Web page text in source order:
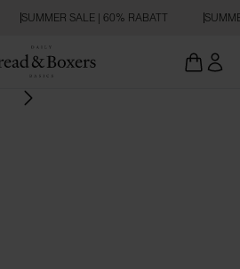
SUMMER SALE | 60% RABATT